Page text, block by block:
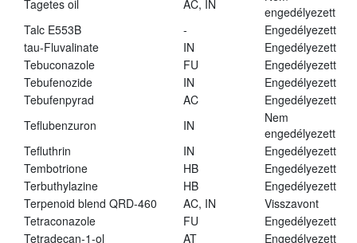
Tagetes oil
AC, IN
engedélyezett
Talc E553B
-
Engedélyezett
tau-Fluvalinate
IN
Engedélyezett
Tebuconazole
FU
Engedélyezett
Tebufenozide
IN
Engedélyezett
Tebufenpyrad
AC
Engedélyezett
Teflubenzuron
IN
Nem
engedélyezett
Tefluthrin
IN
Engedélyezett
Tembotrione
HB
Engedélyezett
Terbuthylazine
HB
Engedélyezett
Terpenoid blend QRD-460
AC, IN
Visszavont
Tetraconazole
FU
Engedélyezett
Tetradecan-1-ol
AT Engedélyezett